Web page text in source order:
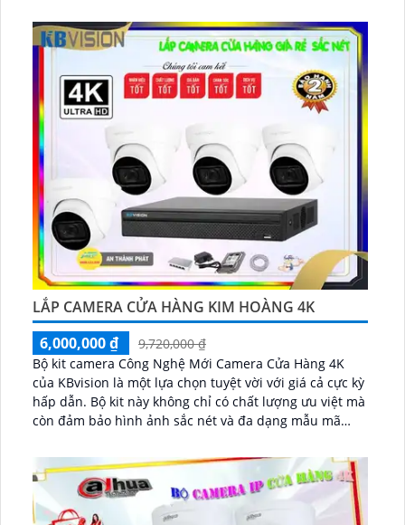
LẮP CAMERA CỬA HÀNG KIM HOÀNG 4K
6,000,000 ₫
9,720,000 ₫
Bộ kit camera Công Nghệ Mới Camera Cửa Hàng 4K
của KBvision là một lựa chọn tuyệt vời với giá cả cực kỳ
hấp dẫn. Bộ kit này không chỉ có chất lượng ưu việt mà
còn đảm bảo hình ảnh sắc nét và đa dạng mẫu mã